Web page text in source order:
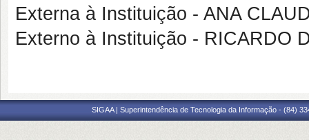
Externa à Instituição - ANA
Externo à Instituição - RICARDO
SIGAA | Superintendência de Tecnologia da Informação - (84)